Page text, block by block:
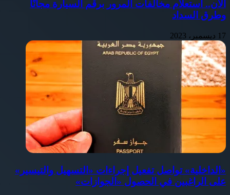
الآن.. استعلام مخالفات المرور برقم السيارة مجانًا
وطرق السداد
17 ديسمبر، 2023
«الداخلية» تواصل تفعيل إجراءات «التسهيل والتيسير»
على الراغبين في الحصول «الجوازات»